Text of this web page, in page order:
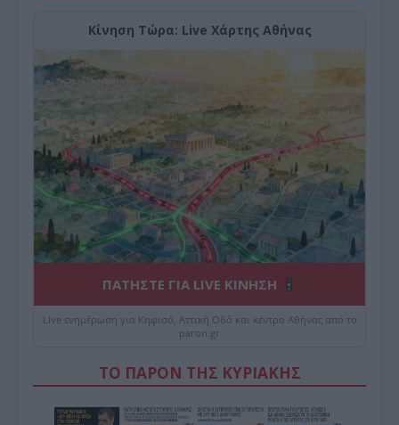
Κίνηση Τώρα: Live Χάρτης Αθήνας
ΠΑΤΗΣΤΕ ΓΙΑ LIVE ΚΙΝΗΣΗ
Live ενημέρωση για Κηφισό, Αττική Οδό και κέντρο Αθήνας από το
paron.gr
ΤΟ ΠΑΡΟΝ ΤΗΣ ΚΥΡΙΑΚΗΣ